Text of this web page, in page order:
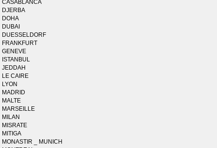
CASABLANCA
DJERBA
DOHA
DUBAI
DUESSELDORF
FRANKFURT
GENEVE
ISTANBUL
JEDDAH
LE CAIRE
LYON
MADRID
MALTE
MARSEILLE
MILAN
MISRATE
MITIGA
MONASTIR _ MUNICH